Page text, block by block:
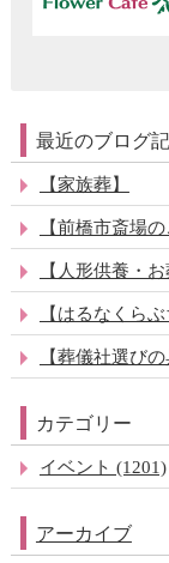
最近のブログ
【家族葬】
【前橋市斎場の
【人形供養・
【はるなくら
【葬儀社選び
カテゴリー
イベント (1201)
アーカイブ